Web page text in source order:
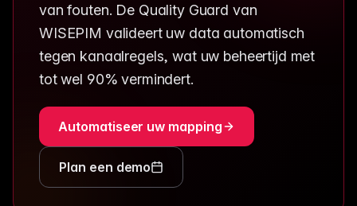
van fouten. De Quality Guard van
WISEPIM valideert uw data automatisch
tegen kanaalregels, wat uw beheertijd met
tot wel 90% vermindert.
Automatiseer uw mapping
Plan een demo